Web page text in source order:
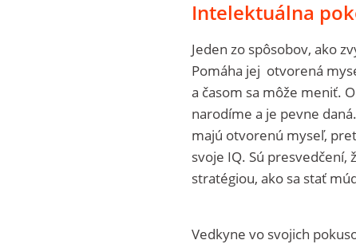
Intelektuálna
Jeden zo spôsobov, ako
Pomáha jej otvorená
a časom sa môže meniť.
narodíme a je pevne
majú otvorenú myseľ,
svoje IQ. Sú
stratégiou, ako sa stať
Vedkyne vo svojich